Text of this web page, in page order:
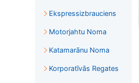
Ekspressizbrauciens
Motorjahtu Noma
Katamarānu Noma
Korporatīvās Regates